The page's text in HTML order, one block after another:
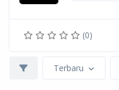
(0)
Terbaru